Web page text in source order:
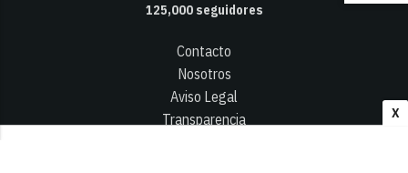
X
125,000seguidores
Contacto
Nosotros
Aviso Legal
Transparencia